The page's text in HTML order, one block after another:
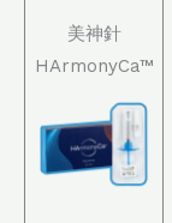
美神針
HArmonyCa™